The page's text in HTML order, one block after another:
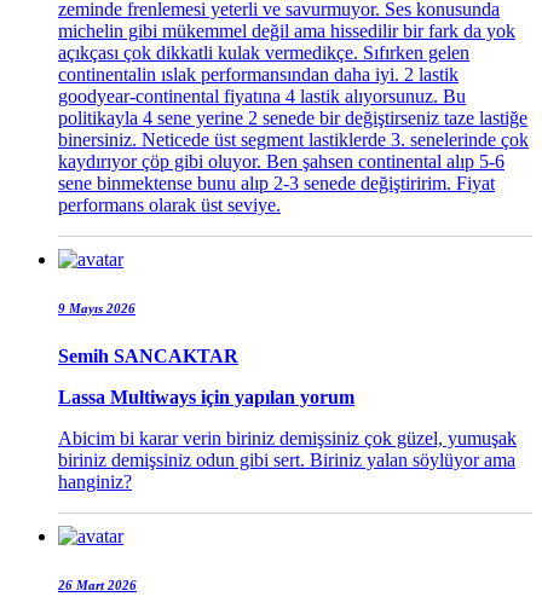
zeminde frenlemesi yeterli ve savurmuyor. Ses konusunda
michelin gibi mükemmel değil ama hissedilir bir fark da yok
açıkçası çok dikkatli kulak vermedikçe. Sıfırken gelen
continentalin ıslak performansından daha iyi. 2 lastik
goodyear-continental fiyatına 4 lastik alıyorsunuz. Bu
politikayla 4 sene yerine 2 senede bir değiştirseniz taze lastiğe
binersiniz. Neticede üst segment lastiklerde 3. senelerinde çok
kaydırıyor çöp gibi oluyor. Ben şahsen continental alıp 5-6
sene binmektense bunu alıp 2-3 senede değiştiririm. Fiyat
performans olarak üst seviye.
9 Mayıs 2026
Semih SANCAKTAR
Lassa Multiways için yapılan yorum
Abicim bi karar verin biriniz demişsiniz çok güzel, yumuşak
biriniz demişsiniz odun gibi sert. Biriniz yalan söylüyor ama
hanginiz?
26 Mart 2026